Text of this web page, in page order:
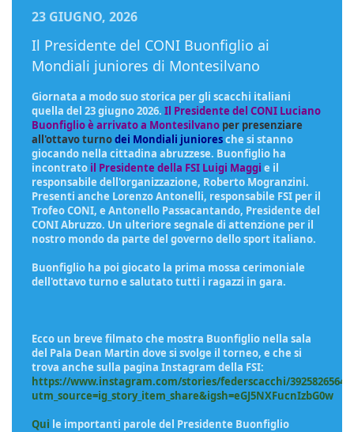
23 GIUGNO, 2026
Il Presidente del CONI Buonfiglio ai
Mondiali juniores di Montesilvano
Giornata a modo suo storica per gli scacchi italiani
quella del 23 giugno 2026. Il Presidente del CONI Luciano
Buonfiglioè arrivato a Montesilvano per presenziare
all'ottavo turnodei Mondiali junioresche si stanno
giocando nella cittadina abruzzese. Buonfiglio ha
incontrato il Presidente della FSI Luigi Maggi e il
responsabile dell'organizzazione, Roberto Mogranzini.
Presenti anche Lorenzo Antonelli, responsabile FSI per il
Trofeo CONI, e Antonello Passacantando, Presidente del
CONI Abruzzo. Un ulteriore segnale di attenzione per il
nostro mondo da parte del governo dello sport italiano.
Buonfiglio ha poi giocato la prima mossa cerimoniale
dell'ottavo turno e salutato tutti i ragazzi in gara.
Ecco un breve filmato che mostra Buonfiglio nella sala
del Pala Dean Martin dove si svolge il torneo, e che si
trova anche sulla pagina Instagram della FSI:
https://www.instagram.com/stories/federscacchi/
utm_source=ig_story_item_share&igsh=eGJ5NXFucnIzbG0w
Qui le importanti parole del Presidente Buonfiglio